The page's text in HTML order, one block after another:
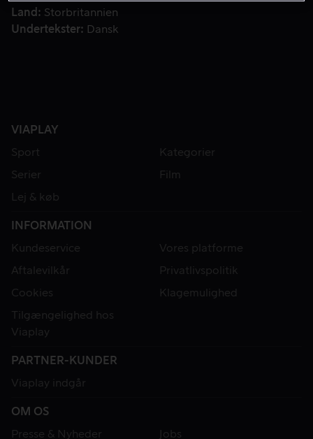
Land
Storbritannien
Undertekster
Dansk
VIAPLAY
Sport
Kategorier
Serier
Film
Lej & køb
INFORMATION
Kundeservice
Vores platforme
Aftalevilkår
Privatlivspolitik
Cookies
Klagemulighed
Tilgængelighed hos
Viaplay
PARTNER-KUNDER
Viaplay indgår
OM OS
Presse & Nyheder
Jobs